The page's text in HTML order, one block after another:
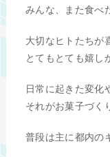
みんな、また食べ
大切なヒトたちが
とてもとても嬉し
日常に起きた変化
それがお菓子づく
普段は主に都内の